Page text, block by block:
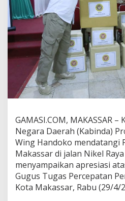
a
i
i
n
e
r
j
a
u
s
T
u
g
s
C
o
GAMASI.COM, MAKASSAR
Negara Daerah (Kabinda)
Wing Handoko mendatangi
Makassar di jalan Nikel
menyampaikan apresiasi
Gugus Tugas Percepatan
Kota Makassar, Rabu (29/4/